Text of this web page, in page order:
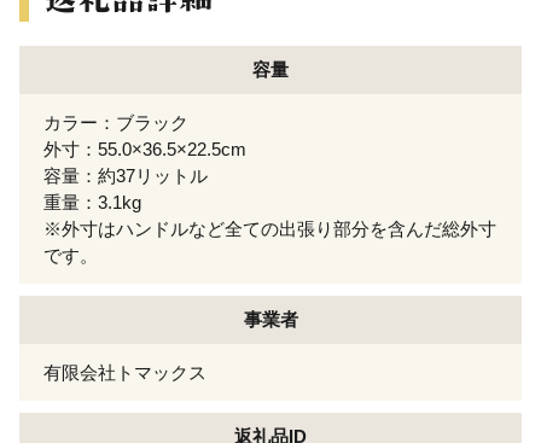
容量
カラー：ブラック
外寸：55.0×36.5×22.5cm
容量：約37リットル
重量：3.1kg
※外寸はハンドルなど全ての出張り部分を含んだ総外寸
です。
事業者
有限会社トマックス
返礼品ID